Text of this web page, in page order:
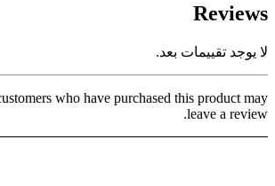
Reviews
لا يوجد تقييمات بعد.
who have purchased this product may
leave a review.